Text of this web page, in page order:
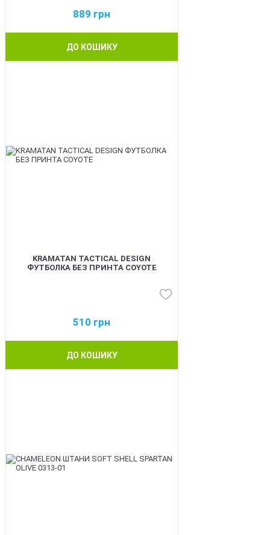
889 грн
ДО КОШИКУ
KRAMATAN TACTICAL DESIGN
ФУТБОЛКА БЕЗ ПРИНТА COYOTE
510 грн
ДО КОШИКУ